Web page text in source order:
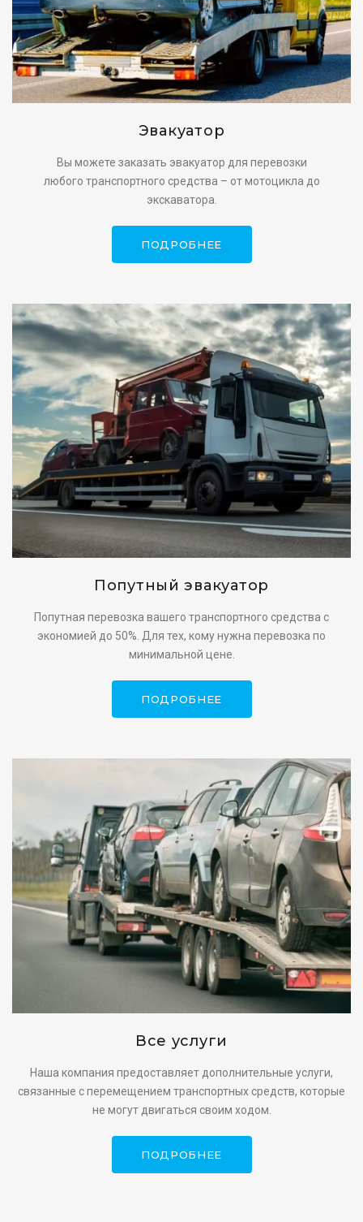
Эвакуатор
Вы можете заказать эвакуатор для перевозки
любого транспортного средства – от мотоцикла до
экскаватора.
ПОДРОБНЕЕ
Попутный эвакуатор
Попутная перевозка вашего транспортного средства с
экономией до 50%. Для тех, кому нужна перевозка по
минимальной цене.
ПОДРОБНЕЕ
Все услуги
Наша компания предоставляет дополнительные услуги,
связанные с перемещением транспортных средств, которые
не могут двигаться своим ходом.
ПОДРОБНЕЕ